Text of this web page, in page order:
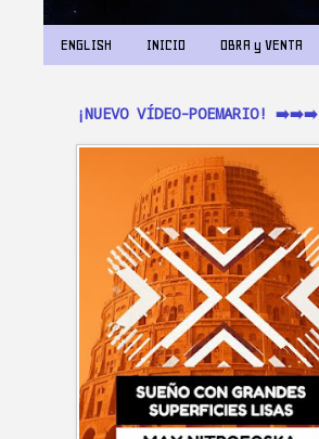
ENGLISH INICIO OBRA y VENTA
¡NUEVO VÍDEO-POEMARIO! ➡️➡️➡️